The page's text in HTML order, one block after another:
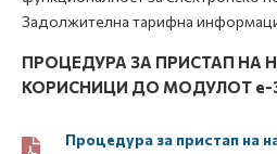
Е-Царина
Медиа центар
Контакт
Задолжителна тарифна
ПРОЦЕДУРА ЗА ПРИСТАП НА
КОРИСНИЦИ ДО МОДУЛОТ е-
Процедура за пристап на